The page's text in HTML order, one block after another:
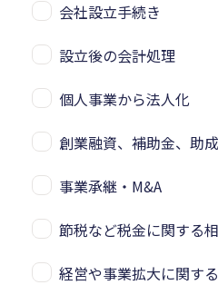
会社設立手続き
設立後の会計処理
個人事業から法人化
創業融資、補助金、助
事業承継・M&A
節税など税金に関する
経営や事業拡大に関す